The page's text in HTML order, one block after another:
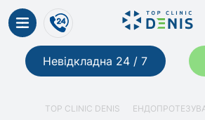
Невідкладна 24 / 7
TOP CLINIC DENIS